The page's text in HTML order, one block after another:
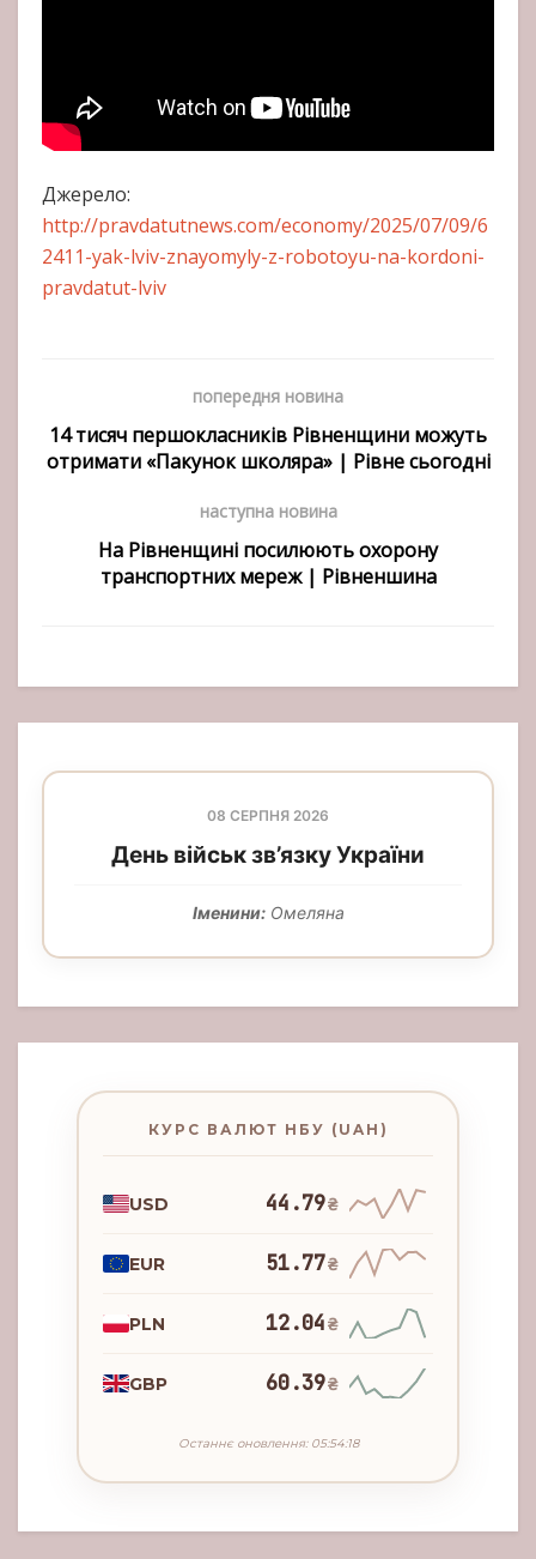
Джерело:
http://pravdatutnews.com/economy/2025/07/09/6
2411-yak-lviv-znayomyly-z-robotoyu-na-kordoni-
pravdatut-lviv
попередня новина
14 тисяч першокласників Рівненщини можуть
отримати «Пакунок школяра» | Рівне сьогодні
наступна новина
На Рівненщині посилюють охорону
транспортних мереж | Рівненшина
08 СЕРПНЯ 2026
День військ зв’язку України
Іменини:Омеляна
КУРС ВАЛЮТ НБУ (UAH)
USD 44.79₴
EUR 51.77₴
PLN 12.04₴
GBP 60.39₴
Останнє оновлення: 05:54:18